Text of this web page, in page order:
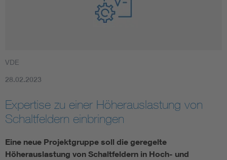
Vom Netz zum System
Digitalisierung und Metering
VDE
28.02.2023
Expertise zu einer Höherauslastung von
Schaltfeldern einbringen
Eine neue Projektgruppe soll die geregelte
Höherauslastung von Schaltfeldern in Hoch- und